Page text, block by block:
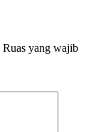
Ruas yang wajib